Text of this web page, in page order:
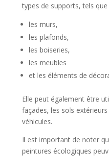
types de supports, tels que
les murs,
les plafonds,
les boiseries,
les meubles
et les éléments de
Elle peut également être
façades, les sols
véhicules.
Il est important de noter
peintures écologiques